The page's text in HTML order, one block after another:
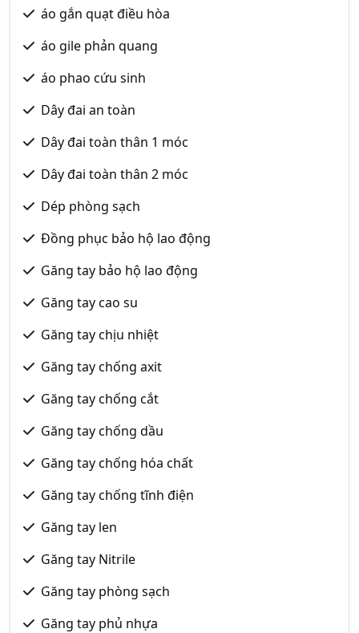
áo gắn quạt điều hòa
áo gile phản quang
áo phao cứu sinh
Dây đai an toàn
Dây đai toàn thân 1 móc
Dây đai toàn thân 2 móc
Dép phòng sạch
Đồng phục bảo hộ lao động
Găng tay bảo hộ lao động
Găng tay cao su
Găng tay chịu nhiệt
Găng tay chống axit
Găng tay chống cắt
Găng tay chống dầu
Găng tay chống hóa chất
Găng tay chống tĩnh điện
Găng tay len
Găng tay Nitrile
Găng tay phòng sạch
Găng tay phủ nhựa